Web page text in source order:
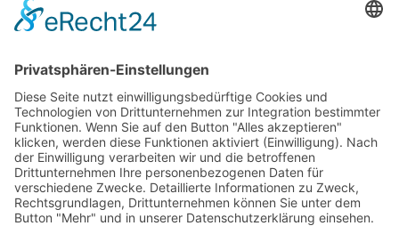
Beisitzerinnen Stefanie Kolb-Albayrak und Ute Pfeiffer.
Conny Weidler wurde ebenfalls als Beisitzerin bestätigt.
Der gesamte Vorstand sowie die neue Satzung sind unter
Daniel Fritsche, 1. Vorsitzender